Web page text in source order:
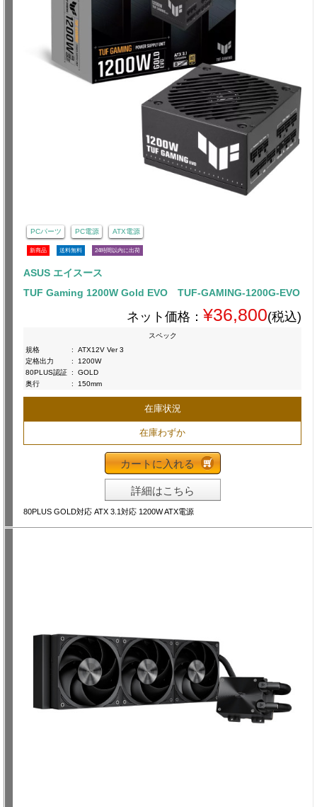
PCパーツ PC電源 ATX電源
新商品 送料無料 24時間以内に出荷
ASUS エイスース
TUF Gaming 1200W Gold EVO TUF-GAMING-1200G-EVO
ネット価格： ¥36,800(税込)
スペック
規格
:
ATX12V Ver 3
定格出力
:
1200W
80PLUS認証 :
GOLD
奥行
: 150mm
在庫状況
在庫わずか
カートに入れる
詳細はこちら
80PLUS GOLD対応 ATX 3.1対応 1200W ATX電源